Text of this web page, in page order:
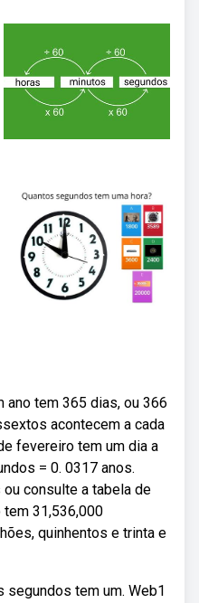
ano tem 365 dias, ou 366
acontecem a cada
fevereiro tem um dia a
= 0. 0317 anos.
consulte a tabela de
tem 31,536,000
quinhentos e trinta e
segundos tem um. Web1